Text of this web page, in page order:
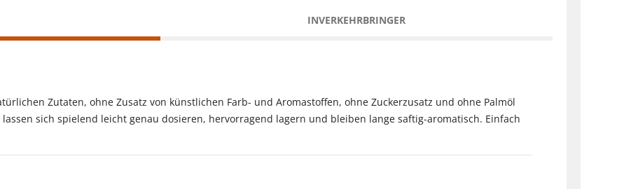
INVERKEHRBRINGER
Zutaten, ohne Zusatz von künstlichen Farb- und Aromastoffen, ohne Zuckerzusatz und ohne Palmöl
sich spielend leicht genau dosieren, hervorragend lagern und bleiben lange saftig-aromatisch. Einfach